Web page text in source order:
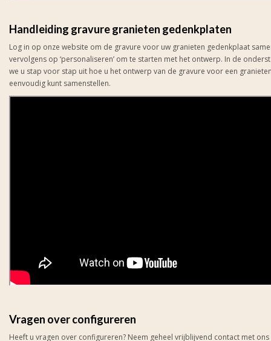
Handleiding gravure granieten gedenkplaten
Log in op onze website om de gravure voor uw granieten gedenkplaat
vervolgens op ‘personaliseren’ om te starten met het ontwerp. In de
we u stap voor stap uit hoe u het ontwerp van de gravure voor een
eenvoudig kunt samenstellen.
Vragen over configureren
Heeft u vragen over configureren? Neem geheel vrijblijvend contact met